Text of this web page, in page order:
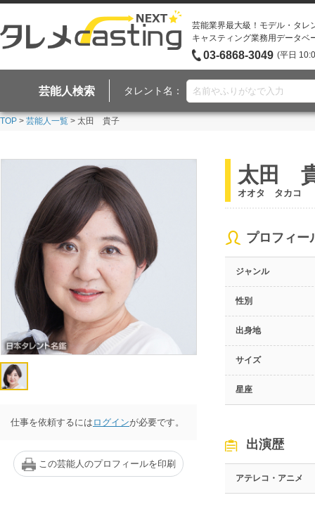
芸能業界最大級！モデル・タレ
キャスティング業務用データベ
03-6868-3049 (平日
芸能人検索 タレント名：
TOP > 芸能人一覧 > 太田 貴子
仕事を依頼するには ログインが必要です。
この芸能人のプロフィールを印刷
太田
オオタ タカコ
プロフィー
ジャンル
性別
出身地
サイズ
星座
出演歴
アテレコ・アニメ